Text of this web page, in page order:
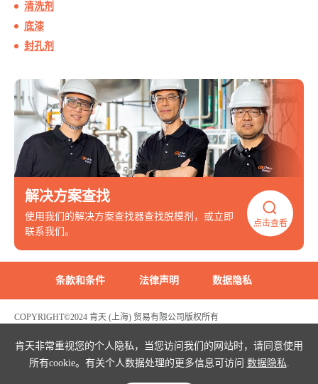
肯天非常重视您的个人隐私，当您访问我们的网站时，请同意使用
所有cookie。有关个人数据处理的更多信息可访问 数据隐私
清洗剂
底漆
封孔剂
解决方案查找
使用我们的解决方案查找器查找脱模剂，或立即
联系我们。
点击查看
条款和条件 法律声明 数据隐私
COPYRIGHT©2024 肯天 (上海) 贸易有限公司版权所有
危险化学品生产经营许可证编号：沪(浦)应急管危经许[2021]200596(FY)